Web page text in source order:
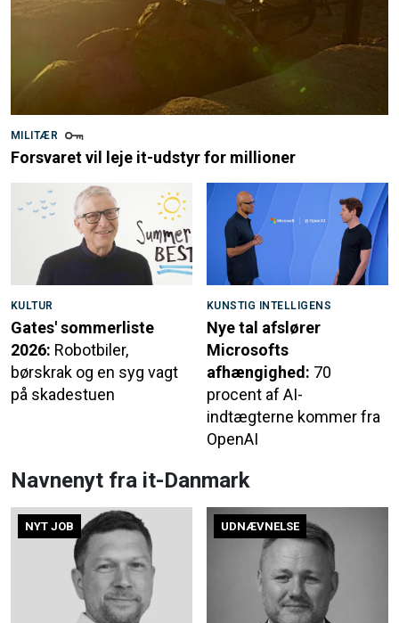
MILITÆR
Forsvaret vil leje it-udstyr for millioner
KULTUR
Gates' sommerliste
2026: Robotbiler,
børskrak og en syg vagt
på skadestuen
KUNSTIG INTELLIGENS
Nye tal afslører
Microsofts
afhængighed: 70
procent af AI-
indtægterne kommer fra
OpenAI
Navnenyt fra it-Danmark
NYT JOB UDNÆVNELSE